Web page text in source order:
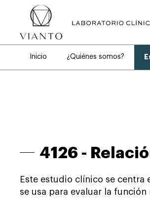
Inicio ¿Quiénes somos?
4126 -
Este estudio clínico se centra
se usa para evaluar la